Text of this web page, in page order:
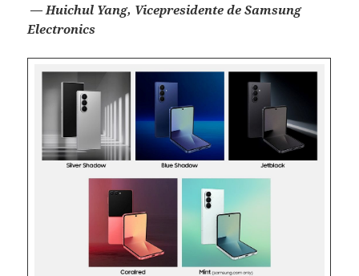
— Huichul Yang, Vicepresidente de Samsung
Electronics